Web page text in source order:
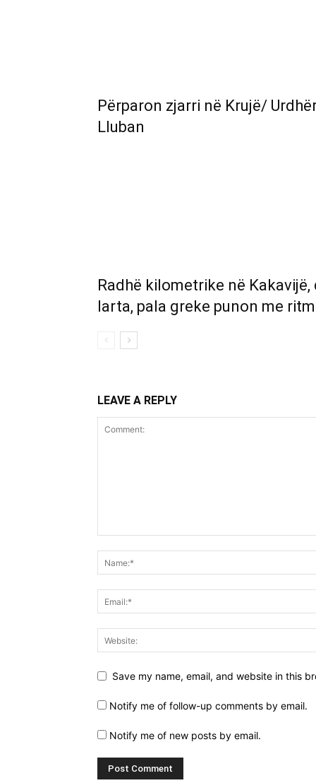
Përparon zjarri në Krujë/
Lluban
Radhë kilometrike në
larta, pala greke punon me
LEAVE A REPLY
Save my name, email, and website in this
Notify me of follow-up comments by email.
Notify me of new posts by email.